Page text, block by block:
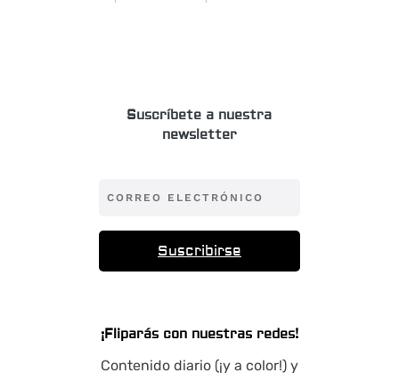
Suscríbete a nuestra
newsletter
Suscribirse
¡Fliparás con nuestras redes!
Contenido diario (¡y a color!) y